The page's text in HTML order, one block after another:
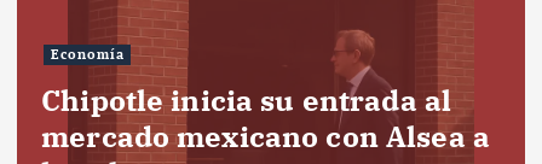
Economía
Chipotle inicia su entrada al
mercado mexicano con Alsea a